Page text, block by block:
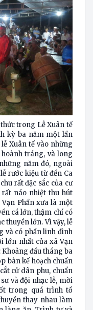
trong Lễ Xuân tế
kỳ ba năm một lần
Xuân tế vào những
tráng, và long
năm đó, ngoài
rước kiệu từ đền Ca
rất đặc sắc của cư
náo nhiệt thu hút
Phần xưa là một
cá lớn, thậm chí có
thuyền lớn. Vì vậy, lễ
và có phần linh đình
lớn nhất của xã Vạn
đầu tháng ba
bàn kế hoạch chuẩn
cử dân phu, chuẩn
và đội nhạc lễ, mời
trong quá trình tổ
thay nhau làm